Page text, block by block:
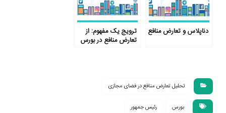
دناپلاس و تعارض منافع
ترویج یک مفهوم: از
تعارض منافع در بورس
تحلیل تعارض منافع در فضای مجازی
بورس رئیس جمهور